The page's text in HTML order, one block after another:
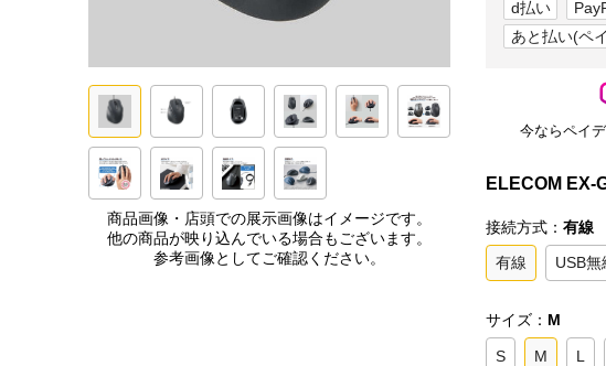
商品画像・店頭での展示画像はイメージです。
他の商品が映り込んでいる場合もございます。
参考画像としてご確認ください。
d払い
あと払い(ペ
今ならペイ
ELECOM EX-
接続方式： 有線
有線 USB無
サイズ： M
S M L